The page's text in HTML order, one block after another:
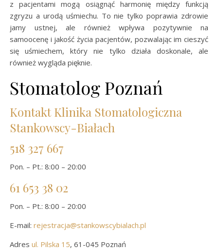
z pacjentami mogą osiągnąć harmonię między funkcją
zgryzu a urodą uśmiechu. To nie tylko poprawia zdrowie
jamy ustnej, ale również wpływa pozytywnie na
samoocenę i jakość życia pacjentów, pozwalając im cieszyć
się uśmiechem, który nie tylko działa doskonale, ale
również wygląda pięknie.
Stomatolog Poznań
Kontakt Klinika Stomatologiczna
Stankowscy-Białach
518 327 667
Pon. – Pt.: 8:00 – 20:00
61 653 38 02
Pon. – Pt.: 8:00 – 20:00
E-mail: rejestracja@stankowscybialach.pl
Adres ul. Pilska 15, 61-045 Poznań